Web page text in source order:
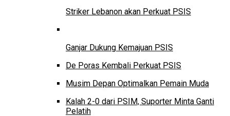
Striker Lebanon akan Perkuat PSIS
Ganjar Dukung Kemajuan PSIS
De Poras Kembali Perkuat PSIS
Musim Depan Optimalkan Pemain Muda
Kalah 2-0 dari PSIM, Suporter Minta Ganti
Pelatih